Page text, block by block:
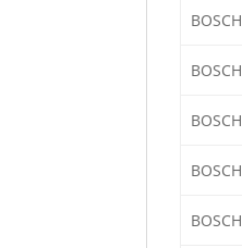
BOSCH
BOSCH
BOSCH
BOSCH
BOSCH